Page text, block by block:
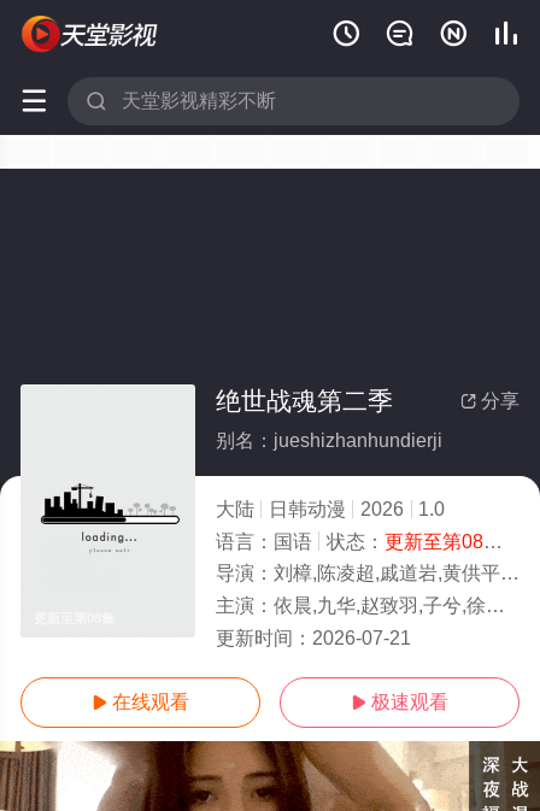
   
 
 分享
绝世战魂第二季
别名：jueshizhanhundierji
大陆 日韩动漫 2026
1.0
语言： 国语 状态： 更新至第08集
导演： 刘樟,陈凌超,戚道岩,黄供平,黄准
主演： 依晨,九华,赵致羽,子兮,徐阿木,月半小铭,啸月,空目十一,宁冀荣,棒菜,朝闻,柳川鱼,背锅虫,墨不是,残月的枫影,子算,祈衍,孙九澳,
更新时间： 2026-07-21
 在线观看  极速观看